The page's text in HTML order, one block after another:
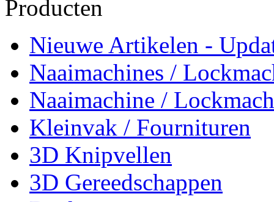
Producten
Nieuwe Artikelen -
Naaimachines /
Naaimachine /
Kleinvak / Fournituren
3D Knipvellen
3D Gereedschappen